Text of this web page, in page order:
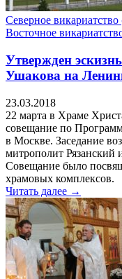
Северное
Восточное
Утвержден
Ушакова на
23.03.2018
22 марта в Храме
совещание по
в Москве. Заседание
митрополит
Совещание было
храмовых комплексов.
Читать далее →